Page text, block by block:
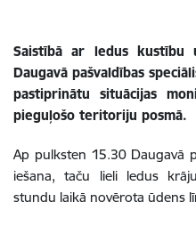
Saistībā ar ledus kustību
Daugavā pašvaldības
pastiprinātu situācijas
pieguļošo teritoriju posmā.
Ap pulksten 15.30 Daugavā
iešana, taču lieli ledus
stundu laikā novērota ūdens